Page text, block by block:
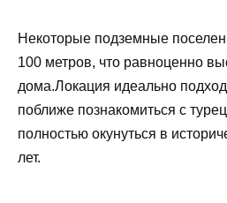
Некоторые подземные
100 метров, что равноценно
дома.Локация идеально
поближе познакомиться с
полностью окунуться в
лет.